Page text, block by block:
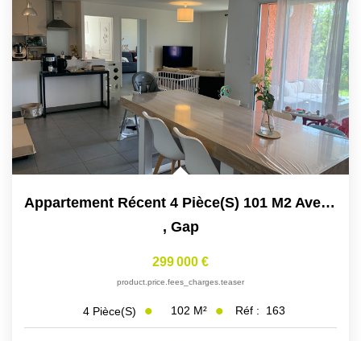
Appartement Récent 4 Pièce(s) 101 M2 Avec Terrasse Et...
, Gap
299 000 €
product.price.fees_charges.teaser
4 Pièce(s) 102 M² Réf : 163